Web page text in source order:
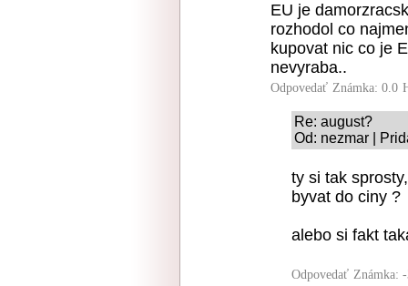
EU je
rozhodol co
kupovat nic co je
nevyraba..
Odpovedať Známka: 0.0
Re: august?
Od: nezmar |
ty si tak
byvat do ciny ?
alebo si fakt
Odpovedať Známka: